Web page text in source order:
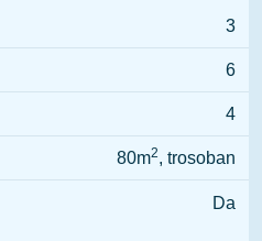
3
6
4
80m2, trosoban
Da